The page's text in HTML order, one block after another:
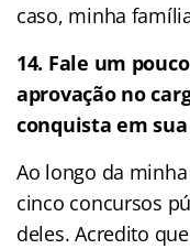
caso, minha
14. Fale um
aprovação no
conquista em
Ao longo da
cinco concursos
deles. Acredito